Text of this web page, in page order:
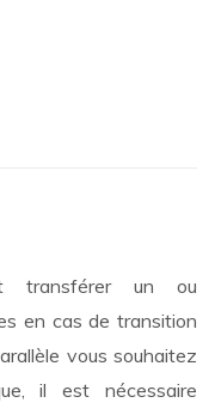
transférer un ou
en cas de transition
vous souhaitez
il est nécessaire